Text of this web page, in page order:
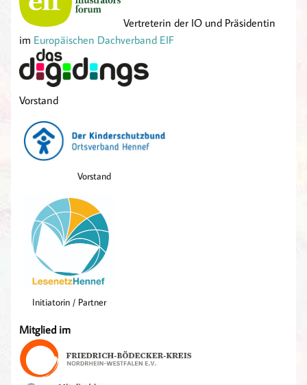
Vertreterin der IO und Präsidentin
im Europäischen Dachverband EIF
Vorstand
Vorstand
Initiatorin / Partner
Mitglied im